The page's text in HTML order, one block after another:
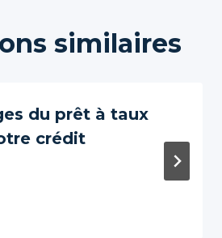
similaires
du prêt à taux
crédit